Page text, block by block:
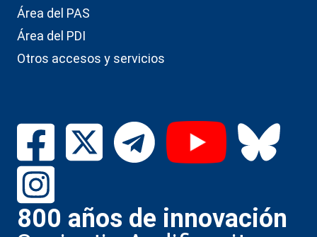
Área del PAS
Área del PDI
Otros accesos y servicios
800 años de innovación